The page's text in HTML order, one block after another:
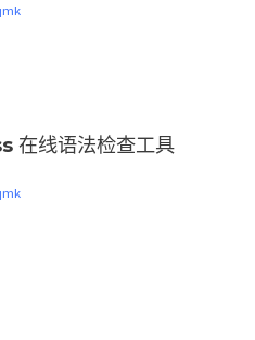
在线语法检查工具